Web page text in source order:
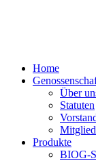
Home
Über
Statuten
Produkte
BIOG-